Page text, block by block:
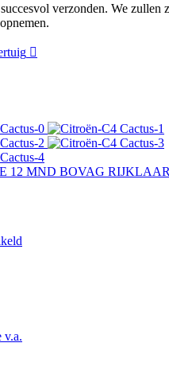
verzonden. We zullen
12 MND BOVAG RIJKLAAR
v.a.